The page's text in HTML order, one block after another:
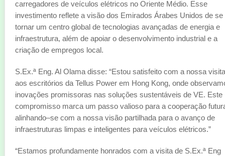
carregadores de veículos elétricos no Oriente Médio. Esse
investimento reflete a visão dos Emirados Árabes Unidos de se
tornar um centro global de tecnologias avançadas de energia e
infraestrutura, além de apoiar o desenvolvimento industrial e a
criação de empregos local.
S.Ex.ª Eng. Al Olama disse: “Estou satisfeito com a nossa visita
aos escritórios da Tellus Power em Hong Kong, onde
inovações promissoras nas soluções sustentáveis de VE. Este
compromisso marca um passo valioso para a cooperação
alinhando–se com a nossa visão partilhada para o avanço de
infraestruturas limpas e inteligentes para veículos elétricos.”
“Estamos profundamente honrados com a visita de S.Ex.ª Eng